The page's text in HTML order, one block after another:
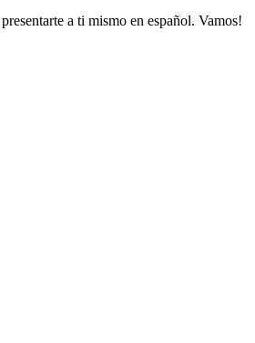
a ti mismo en español. Vamos!